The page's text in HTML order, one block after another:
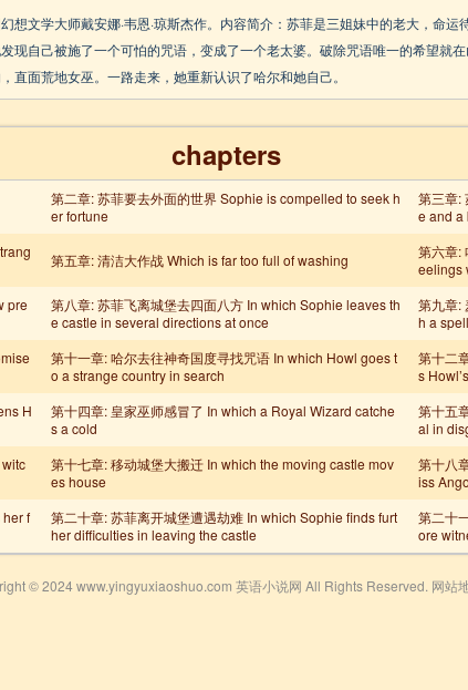
想文学大师戴安娜·韦恩·琼斯杰作。内容简介：苏菲是三姐妹中的老大，命
现自己被施了一个可怕的咒语，变成了一个老太婆。破除咒语唯一的希望就
面荒地女巫。一路走来，她重新认识了哈尔和她自己。
chapters
第二章: 苏菲要去外面的世界 Sophie is compelled to seek h
er fortune
第三章:
e and a
第五章: 清洁大作战 Which is far too full of washing
第六章:
eelings
pre
第八章: 苏菲飞离城堡去四面八方 In which Sophie leaves th
e castle in several directions at once
第九章:
h a spell
第十一章: 哈尔去往神奇国度寻找咒语 In which Howl goes t
o a strange country in search
第十二
s
H
第十四章: 皇家巫师感冒了 In which a Royal Wizard catche
s a cold
第十五
al in
第十七章: 移动城堡大搬迁 In which the moving castle mov
es house
第十八
iss
f
第二十章: 苏菲离开城堡遭遇劫难 In which Sophie finds furt
her difficulties in leaving the castle
第二十
ore
© 2024 www.yingyuxiaoshuo.com 英语小说网 All Rights Reserved. 网站